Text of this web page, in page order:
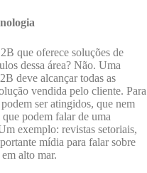
que oferece soluções de
dessa área? Não. Uma
deve alcançar todas as
vendida pelo cliente. Para
ser atingidos, que nem
podem falar de uma
exemplo: revistas setoriais,
mídia para falar sobre
alto mar.